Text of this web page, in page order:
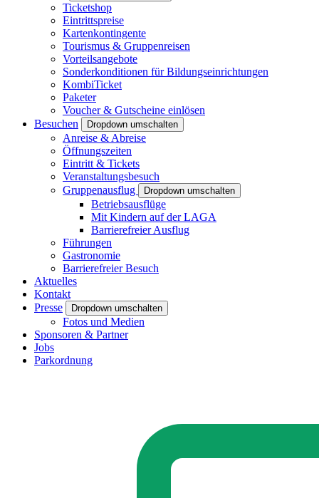
Ticketshop
Eintrittspreise
Kartenkontingente
Tourismus & Gruppenreisen
Vorteilsangebote
Sonderkonditionen für Bildungseinrichtungen
KombiTicket
Paketer
Voucher & Gutscheine einlösen
Besuchen
Dropdown umschalten
Anreise & Abreise
Öffnungszeiten
Eintritt & Tickets
Veranstaltungsbesuch
Gruppenausflug
Dropdown umschalten
Betriebsausflüge
Mit Kindern auf der LAGA
Barrierefreier Ausflug
Führungen
Gastronomie
Barrierefreier Besuch
Aktuelles
Kontakt
Presse
Dropdown umschalten
Fotos und Medien
Sponsoren & Partner
Jobs
Parkordnung